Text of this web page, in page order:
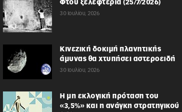
Φτου ξελεφτερία (25/7/2026)
30 Ιουλίου, 2026
Κινεζική δοκιμή πλανητικής
άμυνας θα χτυπήσει αστεροειδή
30 Ιουλίου, 2026
Η μη εκλογική πρόταση του
«3,5%» και η ανάγκη στρατηγικού